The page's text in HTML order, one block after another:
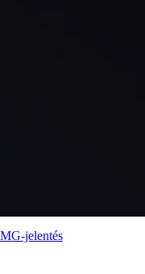
jelentés